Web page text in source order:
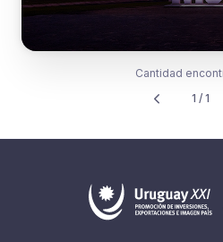
Cantidad
1 / 1